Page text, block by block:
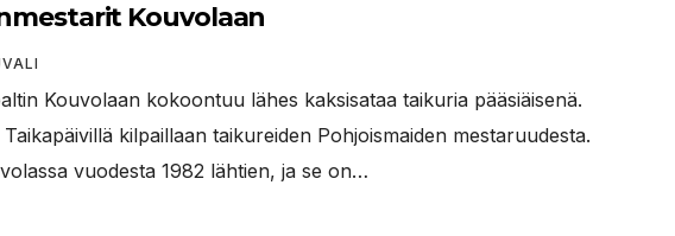
Kouvolaan
Kouvolaan kokoontuu lähes kaksisataa taikuria pääsiäisenä.
kilpaillaan taikureiden Pohjoismaiden mestaruudesta.
vuodesta 1982 lähtien, ja se on…